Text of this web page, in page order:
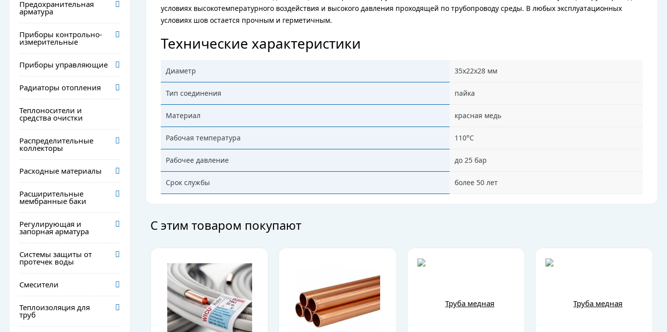
Предохранительная
арматура
Приборы контрольно-
измерительные
Приборы управляющие
Радиаторы отопления
Теплоносители и
средства очистки
Распределительные
коллекторы
Расходные материалы
Расширительные
мембранные баки
Регулирующая и
запорная арматура
Системы защиты от
протечек воды
Смесители
Теплоизоляция для
труб
условиях высокотемпературного воздействия и высокого давления проходящей по трубопроводу среды. В любых эксплуатационных
условиях шов остается прочным и герметичным.
Технические характеристики
Диаметр 35х22х28 мм
Тип соединения пайка
Материал красная медь
Рабочая температура 110°C
Рабочее давление до 25 бар
Срок службы более 50 лет
С этим товаром покупают